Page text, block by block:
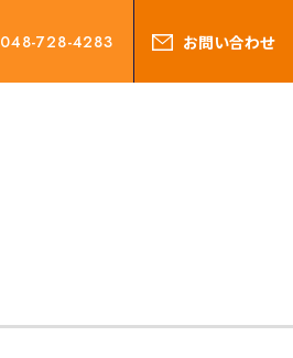
048-728-4283 お問い合わせ